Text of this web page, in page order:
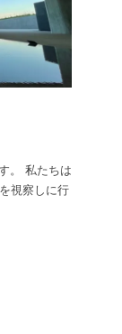
。 私たちは
視察しに行